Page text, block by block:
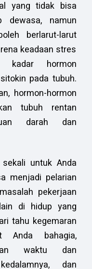
yang tidak bisa
dewasa, namun
berlarut-larut
keadaan stres
kadar hormon
pada tubuh.
hormon-hormon
tubuh rentan
darah dan
untuk Anda
menjadi pelarian
pekerjaan
di hidup yang
tahu kegemaran
Anda bahagia,
waktu dan
dan